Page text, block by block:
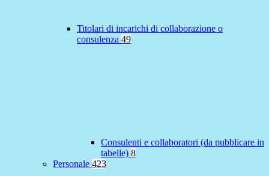
Titolari di incarichi di collaborazione o
consulenza 49
Consulenti e collaboratori (da pubblicare in
tabelle) 8
Personale 423